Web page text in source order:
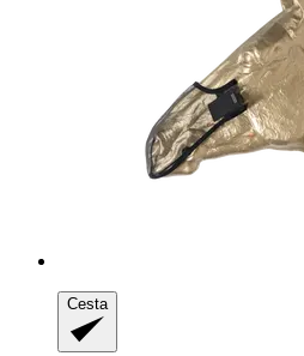
Cesta